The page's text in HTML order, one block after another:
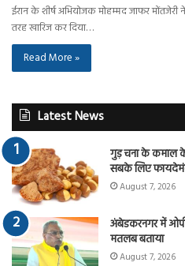
ईरान के शीर्ष अभियोजक मोहम्मद जाफर मोंतजेरी ने
तरह खारिज कर दिया…
Read More »
Latest News
गुड़ चना के कमाल
सबके लिए
August 7, 2026
अंबेडकरनगर में ओपी
मतलब बताया
August 7, 2026